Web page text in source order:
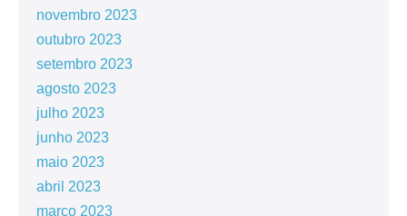
novembro 2023
outubro 2023
setembro 2023
agosto 2023
julho 2023
junho 2023
maio 2023
abril 2023
março 2023